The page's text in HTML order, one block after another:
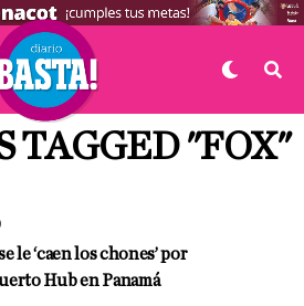
TAGGED "FOX"
le ‘caen los chones’ por
Hub en Panamá